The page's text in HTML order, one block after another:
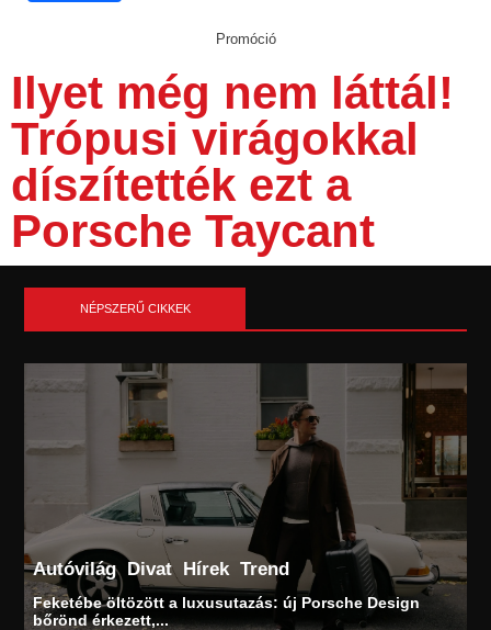
Promóció
Ilyet még nem láttál!
Trópusi virágokkal
díszítették ezt a
Porsche Taycant
NÉPSZERŰ CIKKEK
Autóvilág Divat Hírek Trend
Feketébe öltözött a luxusutazás: új Porsche Design
bőrönd érkezett,...